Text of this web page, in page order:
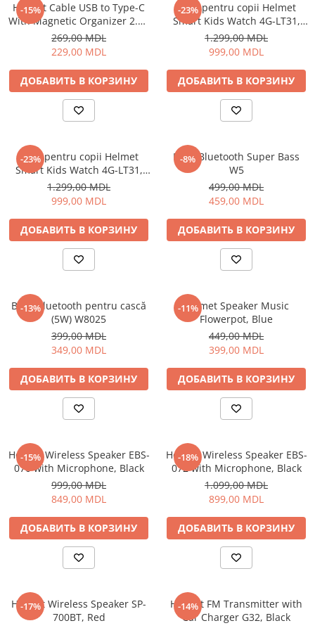
Кофеварки
Микроволновые печи
Хлебопечки
Электрические печи
Электрогрили
Личный уход
Напольные весы
Плойки и утюжки
Фен щетки для волос
Фены для волос
Электрические зубные щётки и
Электробритвы
Уход за домом
Аппараты и Роботы для Мытья
Паровые очистители
Портативные пылесосы
Уход за одеждой
Отпариватель для одежды
Детские Игрушки
Самокаты для детей
Музыкальные Инструменты
Офисные Стулья
-15%
Helmet Cable USB to Type-C
With Magnetic Organizer 2.1A
1m, White
269,00 MDL
229,00 MDL
ДОБАВИТЬ В КОРЗИНУ
-23%
Ceas pentru copii Helmet
Smart Kids Watch 4G-LT31,
Black
1.299,00 MDL
999,00 MDL
ДОБАВИТЬ В КОРЗИНУ
-23%
Ceas pentru copii Helmet
Smart Kids Watch 4G-LT31,
Blue
1.299,00 MDL
999,00 MDL
ДОБАВИТЬ В КОРЗИНУ
-8%
Boxă Bluetooth Super Bass
W5
499,00 MDL
459,00 MDL
ДОБАВИТЬ В КОРЗИНУ
-13%
Boxă Bluetooth pentru cască
(5W) W8025
399,00 MDL
349,00 MDL
ДОБАВИТЬ В КОРЗИНУ
-11%
Helmet Speaker Music
Flowerpot, Blue
449,00 MDL
399,00 MDL
ДОБАВИТЬ В КОРЗИНУ
-15%
Helmet Wireless Speaker EBS-
070 with Microphone, Black
999,00 MDL
849,00 MDL
ДОБАВИТЬ В КОРЗИНУ
-18%
Helmet Wireless Speaker EBS-
072 with Microphone, Black
1.099,00 MDL
899,00 MDL
ДОБАВИТЬ В КОРЗИНУ
-17%
Helmet Wireless Speaker SP-
700BT, Red
-14%
Helmet FM Transmitter with
Car Charger G32, Black